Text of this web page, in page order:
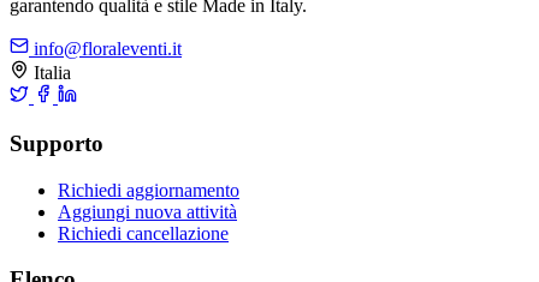
garantendo qualità e stile Made in Italy.
info@floraleventi.it
Italia
Supporto
Richiedi aggiornamento
Aggiungi nuova attività
Richiedi cancellazione